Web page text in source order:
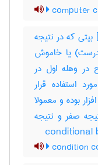
computer
که در نتیجه
درست) یا خاموش
در وهله اول در
استفاده قرار
بوده و معمولا
صفر و نتیجه
condition